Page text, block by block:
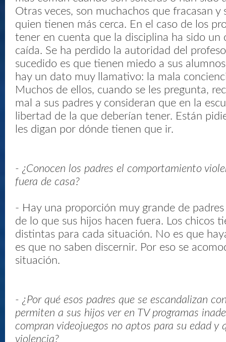
Otras veces, son muchachos que fracasan y
quien tienen más cerca. En el caso de los
tener en cuenta que la disciplina ha sido un
caída. Se ha perdido la autoridad del
sucedido es que tienen miedo a sus
hay un dato muy llamativo: la mala
Muchos de ellos, cuando se les pregunta,
mal a sus padres y consideran que en la
libertad de la que deberían tener. Están
les digan por dónde tienen que ir.
- ¿Conocen los padres el comportamiento
fuera de casa?
- Hay una proporción muy grande de
de lo que sus hijos hacen fuera. Los chicos
distintas para cada situación. No es que
es que no saben discernir. Por eso se
situación.
- ¿Por qué esos padres que se escandalizan
permiten a sus hijos ver en TV programas
compran videojuegos no aptos para su edad y
violencia?